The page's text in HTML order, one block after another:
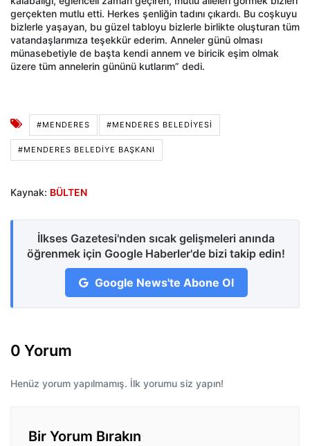
gerçekten mutlu etti. Herkes şenliğin tadını çıkardı. Bu coşkuyu
bizlerle yaşayan, bu güzel tabloyu bizlerle birlikte oluşturan tüm
vatandaşlarımıza teşekkür ederim. Anneler günü olması
münasebetiyle de başta kendi annem ve biricik eşim olmak
üzere tüm annelerin gününü kutlarım” dedi.
#MENDERES #MENDERES BELEDIYESI
#MENDERES BELEDIYE BAŞKANI
Kaynak: BÜLTEN
İlkses Gazetesi'nden sıcak gelişmeleri anında
öğrenmek için Google Haberler'de bizi takip edin!
Google News'te Abone Ol
0 Yorum
Henüz yorum yapılmamış. İlk yorumu siz yapın!
Bir Yorum Bırakın